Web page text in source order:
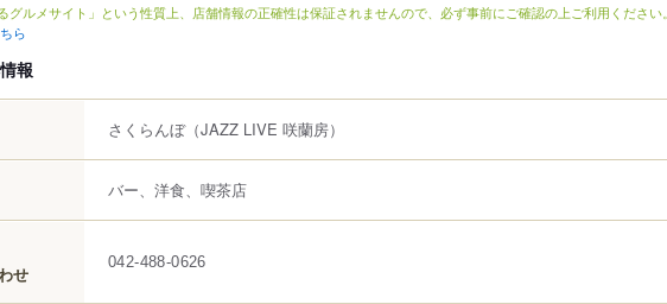
グルメサイト」という性質上、店舗情報の正確性は保証されませんので、必ず事前にご確認の上ご利用ください。
ら
報
さくらんぼ（JAZZ LIVE 咲蘭房）
バー、洋食、喫茶店
せ
042-488-0626